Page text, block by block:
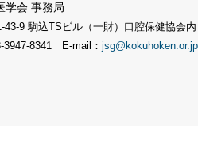
学会 事務局
43-9 駒込TSビル（一財）口腔保健協会内
3947-8341 E-mail： jsg@kokuhoken.or.jp